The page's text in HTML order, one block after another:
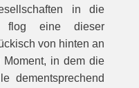
in die
flog eine dieser
von hinten an
in dem die
dementsprechend